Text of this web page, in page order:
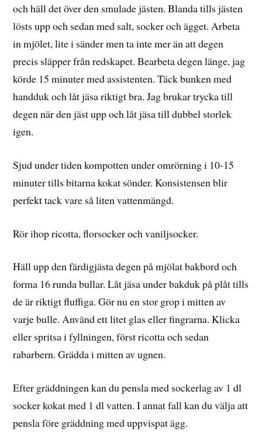
och häll det över den smulade jästen. Blanda tills jästen
lösts upp och sedan med salt, socker och ägget. Arbeta
in mjölet, lite i sänder men ta inte mer än att degen
precis släpper från redskapet. Bearbeta degen länge, jag
körde 15 minuter med assistenten. Täck bunken med
handduk och låt jäsa riktigt bra. Jag brukar trycka till
degen när den jäst upp och låt jäsa till dubbel storlek
igen.
Sjud under tiden kompotten under omrörning i 10-15
minuter tills bitarna kokat sönder. Konsistensen blir
perfekt tack vare så liten vattenmängd.
Rör ihop ricotta, florsocker och vaniljsocker.
Häll upp den färdigjästa degen på mjölat bakbord och
forma 16 runda bullar. Låt jäsa under bakduk på plåt tills
de är riktigt fluffiga. Gör nu en stor grop i mitten av
varje bulle. Använd ett litet glas eller fingrarna. Klicka
eller spritsa i fyllningen, först ricotta och sedan
rabarbern. Grädda i mitten av ugnen.
Efter gräddningen kan du pensla med sockerlag av 1 dl
socker kokat med 1 dl vatten. I annat fall kan du välja att
pensla före gräddning med uppvispat ägg.